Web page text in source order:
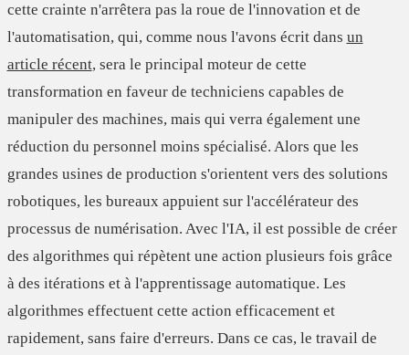
cette crainte n'arrêtera pas la roue de l'innovation et de
l'automatisation, qui, comme nous l'avons écrit dans un
article récent, sera le principal moteur de cette
transformation en faveur de techniciens capables de
manipuler des machines, mais qui verra également une
réduction du personnel moins spécialisé. Alors que les
grandes usines de production s'orientent vers des solutions
robotiques, les bureaux appuient sur l'accélérateur des
processus de numérisation. Avec l'IA, il est possible de créer
des algorithmes qui répètent une action plusieurs fois grâce
à des itérations et à l'apprentissage automatique. Les
algorithmes effectuent cette action efficacement et
rapidement, sans faire d'erreurs. Dans ce cas, le travail de